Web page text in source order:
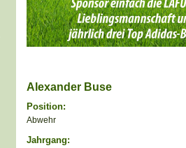
Alexander Buse
Position:
Abwehr
Jahrgang: